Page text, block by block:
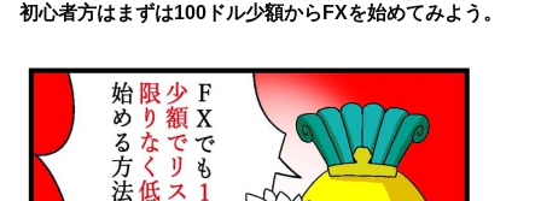
初心者方はまずは100ドル少額からFXを始めてみよう。